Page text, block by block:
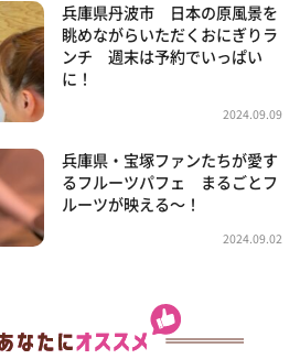
兵庫県丹波市 日本の原風景を
眺めながらいただくおにぎりラ
ンチ 週末は予約でいっぱい
に！
2024.09.09
兵庫県・宝塚ファンたちが愛す
るフルーツパフェ まるごとフ
ルーツが映える〜！
2024.09.02